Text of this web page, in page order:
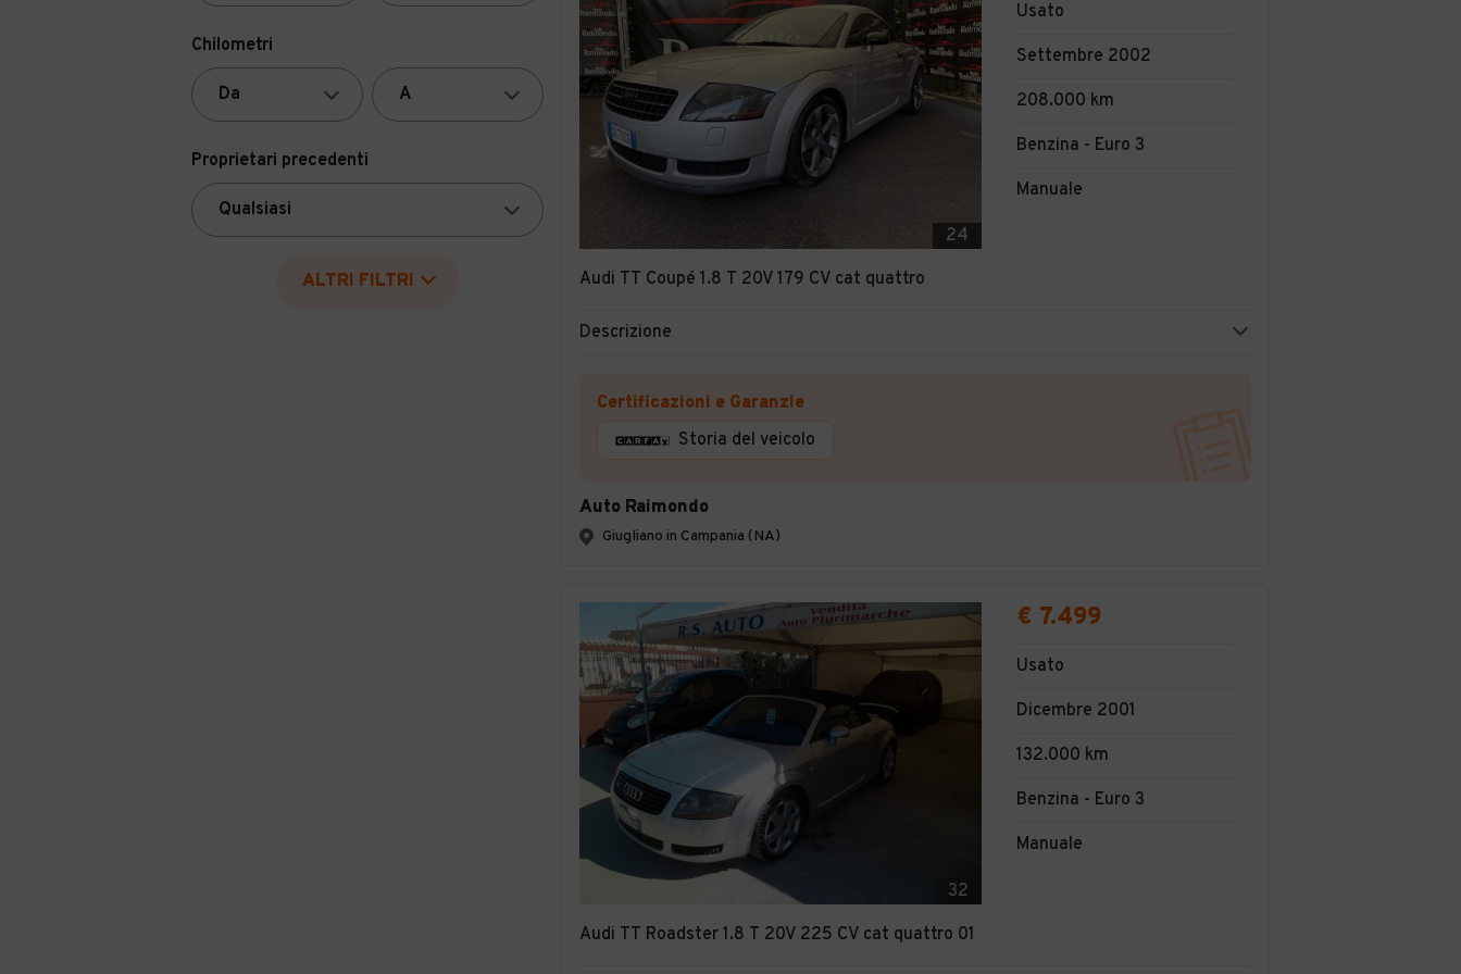
Chilometri
Proprietari precedenti
ALTRI FILTRI
24
Audi TT Coupé 1.8 T 20V 179 CV cat quattro
Usato
Settembre 2002
208.000 km
Benzina - Euro 3
Manuale
Descrizione
Certificazioni e Garanzie
Storia del veicolo
Auto Raimondo
Giugliano in Campania (NA)
32
Audi TT Roadster 1.8 T 20V 225 CV cat quattro 01
€ 7.499
Usato
Dicembre 2001
132.000 km
Benzina - Euro 3
Manuale